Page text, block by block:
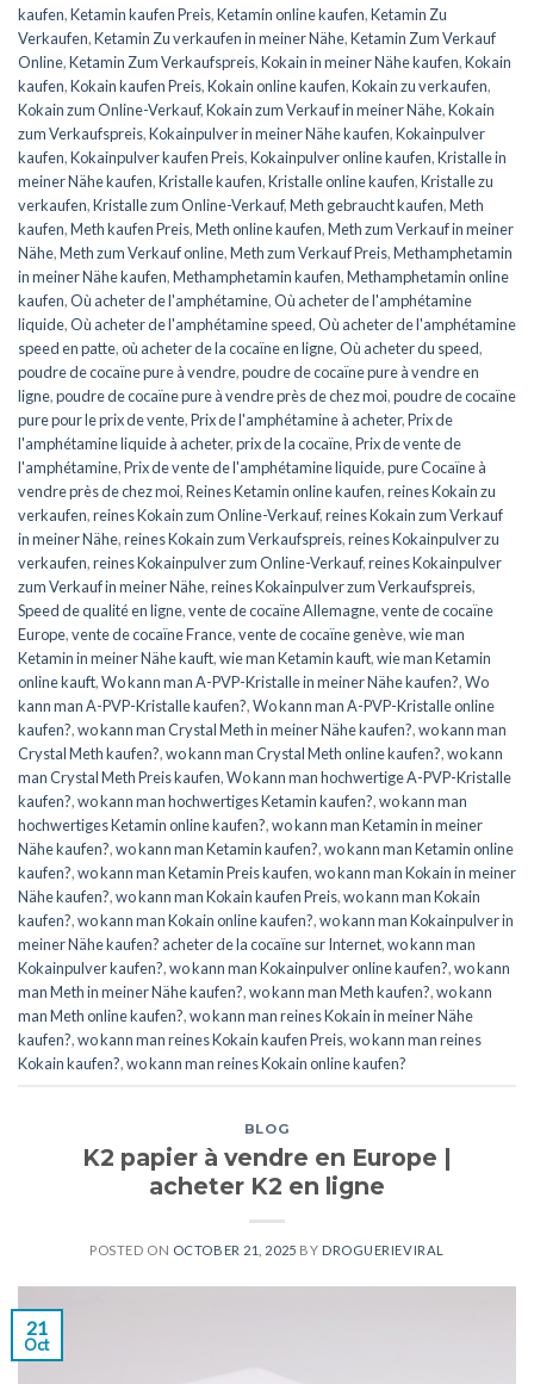
kaufen,Ketamin kaufen Preis,Ketamin online kaufen,Ketamin Zu
Verkaufen,Ketamin Zu verkaufen in meiner Nähe,Ketamin Zum Verkauf
Online,Ketamin Zum Verkaufspreis,Kokain in meiner Nähe kaufen,Kokain
kaufen,Kokain kaufen Preis,Kokain online kaufen,Kokain zu verkaufen,
Kokain zum Online-Verkauf,Kokain zum Verkauf in meiner Nähe,Kokain
zum Verkaufspreis,Kokainpulver in meiner Nähe kaufen,Kokainpulver
kaufen,Kokainpulver kaufen Preis,Kokainpulver online kaufen,Kristalle in
meiner Nähe kaufen,Kristalle kaufen,Kristalle online kaufen,Kristalle zu
verkaufen,Kristalle zum Online-Verkauf,Meth gebraucht kaufen,Meth
kaufen,Meth kaufen Preis,Meth online kaufen,Meth zum Verkauf in meiner
Nähe,Meth zum Verkauf online,Meth zum Verkauf Preis,Methamphetamin
in meiner Nähe kaufen,Methamphetamin kaufen,Methamphetamin online
kaufen,Où acheter de l'amphétamine,Où acheter de l'amphétamine
liquide,Où acheter de l'amphétamine speed,Où acheter de l'amphétamine
speed en patte,où acheter de la cocaïne en ligne,Où acheter du speed,
poudre de cocaïne pure à vendre,poudre de cocaïne pure à vendre en
ligne,poudre de cocaïne pure à vendre près de chez moi,poudre de cocaïne
pure pour le prix de vente,Prix de l'amphétamine à acheter,Prix de
l'amphétamine liquide à acheter,prix de la cocaïne,Prix de vente de
l'amphétamine,Prix de vente de l'amphétamine liquide,pure Cocaïne à
vendre près de chez moi,Reines Ketamin online kaufen,reines Kokain zu
verkaufen,reines Kokain zum Online-Verkauf,reines Kokain zum Verkauf
in meiner Nähe,reines Kokain zum Verkaufspreis,reines Kokainpulver zu
verkaufen,reines Kokainpulver zum Online-Verkauf,reines Kokainpulver
zum Verkauf in meiner Nähe,reines Kokainpulver zum Verkaufspreis,
Speed de qualité en ligne,vente de cocaïne Allemagne,vente de cocaïne
Europe,vente de cocaïne France,vente de cocaïne genève,wie man
Ketamin in meiner Nähe kauft,wie man Ketamin kauft,wie man Ketamin
online kauft,Wo kann man A-PVP-Kristalle in meiner Nähe kaufen?,Wo
kann man A-PVP-Kristalle kaufen?,Wo kann man A-PVP-Kristalle online
kaufen?,wo kann man Crystal Meth in meiner Nähe kaufen?,wo kann man
Crystal Meth kaufen?,wo kann man Crystal Meth online kaufen?,wo kann
man Crystal Meth Preis kaufen,Wo kann man hochwertige A-PVP-Kristalle
kaufen?,wo kann man hochwertiges Ketamin kaufen?,wo kann man
hochwertiges Ketamin online kaufen?,wo kann man Ketamin in meiner
Nähe kaufen?,wo kann man Ketamin kaufen?,wo kann man Ketamin online
kaufen?,wo kann man Ketamin Preis kaufen,wo kann man Kokain in meiner
Nähe kaufen?,wo kann man Kokain kaufen Preis,wo kann man Kokain
kaufen?,wo kann man Kokain online kaufen?,wo kann man Kokainpulver in
meiner Nähe kaufen? acheter de la cocaïne sur Internet,wo kann man
Kokainpulver kaufen?,wo kann man Kokainpulver online kaufen?,wo kann
man Meth in meiner Nähe kaufen?,wo kann man Meth kaufen?,wo kann
man Meth online kaufen?,wo kann man reines Kokain in meiner Nähe
kaufen?,wo kann man reines Kokain kaufen Preis,wo kann man reines
Kokain kaufen?,wo kann man reines Kokain online kaufen?
BLOG
K2 papier à vendre en Europe |
acheter K2 en ligne
POSTED ON OCTOBER 21, 2025 BY DROGUERIEVIRAL
21
Oct